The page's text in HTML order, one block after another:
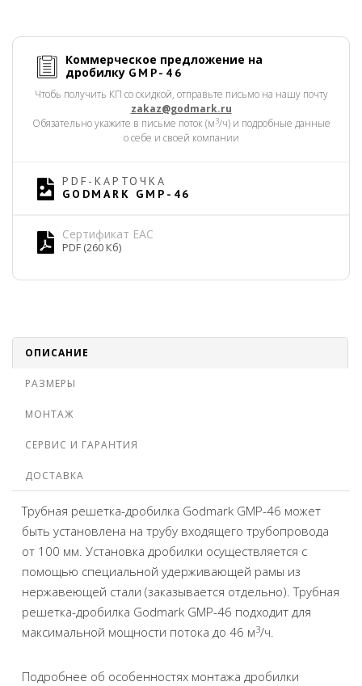
Коммерческое предложение на
дробилку GMP-46
Чтобь получить КП со скидкой, отправьте письмо на нашу почту
zakaz@godmark.ru
Обязательно укажите в письме поток (м3/ч) и подробные данные
о себе и своей компании
PDF-КАРТОЧКА
GODMARK GMP-46
Сертификат EAC
PDF (260 Кб)
ОПИСАНИЕ
РАЗМЕРЫ
МОНТАЖ
СЕРВИС И ГАРАНТИЯ
ДОСТАВКА
Трубная решетка-дробилка Godmark GMP-46 может
быть установлена на трубу входящего трубопровода
от 100 мм. Установка дробилки осуществляется с
помощью специальной удерживающей рамы из
нержавеющей стали (заказывается отдельно). Трубная
решетка-дробилка Godmark GMP-46 подходит для
максимальной мощности потока до 46 м3/ч.
Подробнее об особенностях монтажа дробилки